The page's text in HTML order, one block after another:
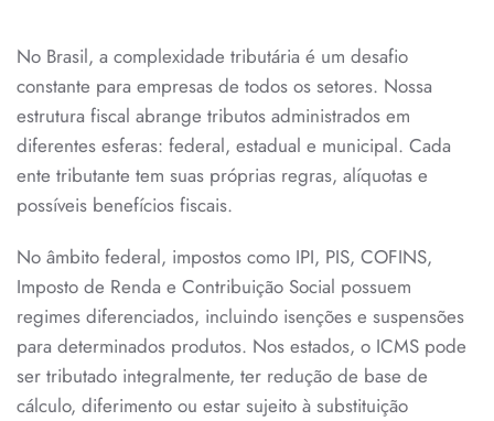
UM
BEM
E
A
REDUÇÃO
DA
CARGA
No Brasil, a complexidade tributária é um desafio
constante para empresas de todos os setores. Nossa
estrutura fiscal abrange tributos administrados em
diferentes esferas: federal, estadual e municipal. Cada
ente tributante tem suas próprias regras, alíquotas e
possíveis benefícios fiscais.
No âmbito federal, impostos como IPI, PIS, COFINS,
Imposto de Renda e Contribuição Social possuem
regimes diferenciados, incluindo isenções e suspensões
para determinados produtos. Nos estados, o ICMS pode
ser tributado integralmente, ter redução de base de
cálculo, diferimento ou estar sujeito à substituição